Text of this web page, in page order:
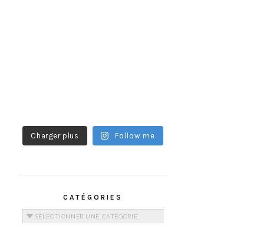
Charger plus Follow me
CATÉGORIES
Catégories